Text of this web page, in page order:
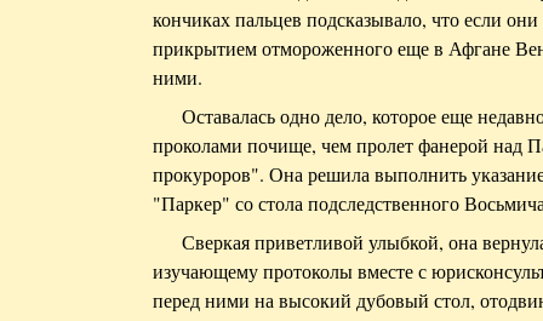
кончиках пальцев подсказывало, что если
прикрытием отмороженного еще в Афгане
ними.
Оставалась одно дело, которое еще
проколами почище, чем пролет фанерой над
прокуроров". Она решила выполнить
"Паркер" со стола подследственного
Сверкая приветливой улыбкой, она
изучающему протоколы вместе с
перед ними на высокий дубовый стол,